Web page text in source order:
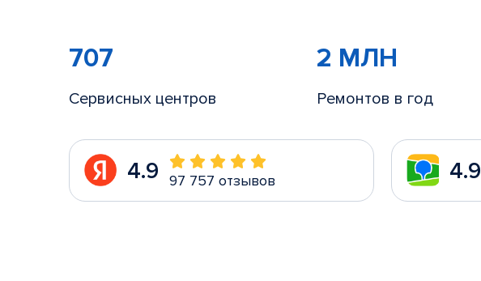
707
Сервисных центров
2 МЛН
Ремонтов в год
4.9 97 757 отзывов 4.9